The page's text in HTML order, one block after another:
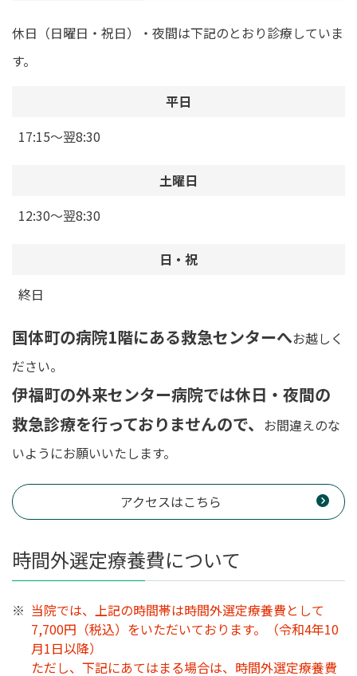
休日（日曜日・祝日）・夜間は下記のとおり診療していま
す。
平日
17:15～翌8:30
土曜日
12:30～翌8:30
日・祝
終日
国体町の病院1階にある救急センターへお越しく
ださい。
伊福町の外来センター病院では休日・夜間の
救急診療を行っておりませんので、 お間違えのな
いようにお願いいたします。
アクセスはこちら
時間外選定療養費について
当院では、上記の時間帯は時間外選定療養費として
7,700円（税込）をいただいております。（令和4年10
月1日以降）
ただし、下記にあてはまる場合は、時間外選定療養費